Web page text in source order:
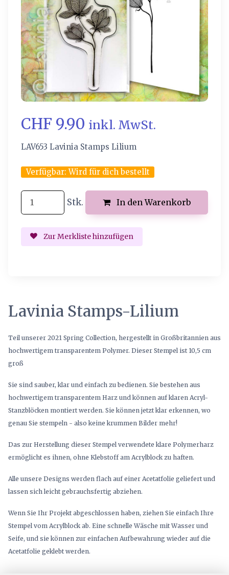
CHF 9.90 inkl. MwSt.
LAV653 Lavinia Stamps Lilium
Verfügbar:Wird für dich bestellt
Stk. In den Warenkorb
Zur Merkliste hinzufügen
Lavinia Stamps-Lilium
Teil unserer 2021 Spring Collection, hergestellt in Großbritannien aus
hochwertigem transparentem Polymer. Dieser Stempel ist 10,5 cm
groß
Sie sind sauber, klar und einfach zu bedienen. Sie bestehen aus
hochwertigem transparentem Harz und können auf klaren Acryl-
Stanzblöcken montiert werden. Sie können jetzt klar erkennen, wo
genau Sie stempeln - also keine krummen Bilder mehr!
Das zur Herstellung dieser Stempel verwendete klare Polymerharz
ermöglicht es ihnen, ohne Klebstoff am Acrylblock zu haften.
Alle unsere Designs werden flach auf einer Acetatfolie geliefert und
lassen sich leicht gebrauchsfertig abziehen.
Wenn Sie Ihr Projekt abgeschlossen haben, ziehen Sie einfach Ihre
Stempel vom Acrylblock ab. Eine schnelle Wäsche mit Wasser und
Seife, und sie können zur einfachen Aufbewahrung wieder auf die
Acetatfolie geklebt werden.